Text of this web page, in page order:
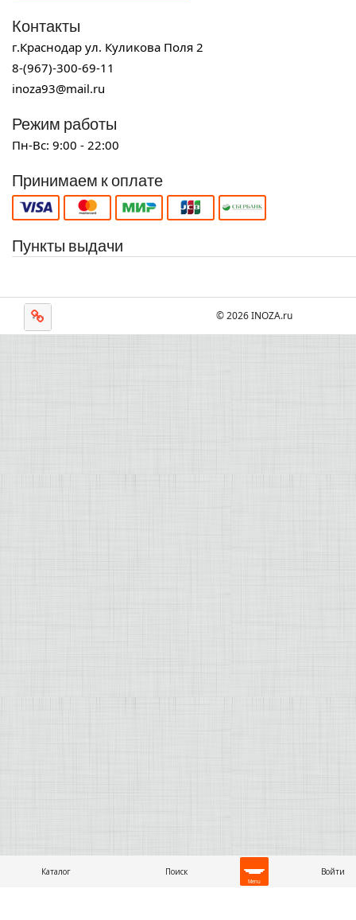
Контакты
г.Краснодар ул. Куликова Поля 2
8-(967)-300-69-11
inoza93@mail.ru
Режим работы
Пн-Вс: 9:00 - 22:00
Принимаем к оплате
Пункты выдачи
© 2026 INOZA.ru